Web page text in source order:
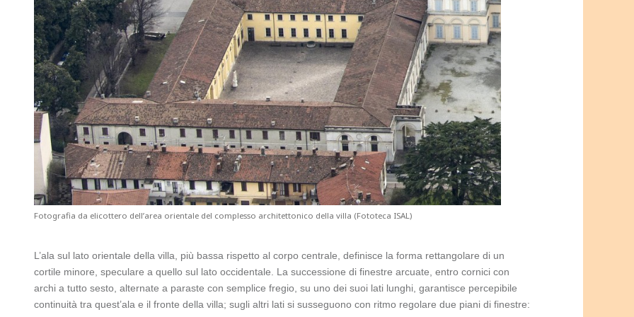
Fotografia da elicottero dell’area orientale del complesso architettonico della villa (Fototeca ISAL)
L’ala sul lato orientale della villa, più bassa rispetto al corpo centrale, definisce la forma rettangolare di un
cortile minore, speculare a quello sul lato occidentale. La successione di finestre arcuate, entro cornici con
archi a tutto sesto, alternate a paraste con semplice fregio, su uno dei suoi lati lunghi, garantisce percepibile
continuità tra quest’ala e il fronte della villa; sugli altri lati si susseguono con ritmo regolare due piani di finestre: